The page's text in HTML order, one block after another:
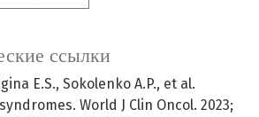
ссылки
E.S., Sokolenko A.P., et al.
World J Clin Oncol. 2023;